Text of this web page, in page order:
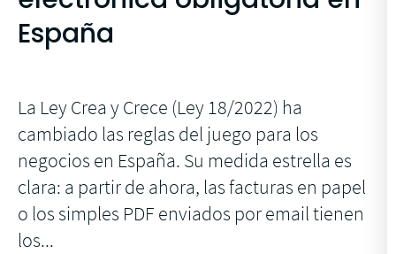
España
La Ley Crea y Crece (Ley 18/2022) ha
cambiado las reglas del juego para los
negocios en España. Su medida estrella es
clara: a partir de ahora, las facturas en papel
o los simples PDF enviados por email tienen
los...